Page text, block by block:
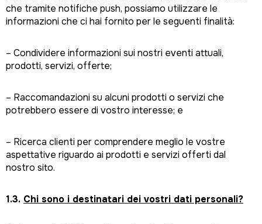
che tramite notifiche push, possiamo utilizzare le
informazioni che ci hai fornito per le seguenti finalità:
– Condividere informazioni sui nostri eventi attuali,
prodotti, servizi, offerte;
– Raccomandazioni su alcuni prodotti o servizi che
potrebbero essere di vostro interesse; e
– Ricerca clienti per comprendere meglio le vostre
aspettative riguardo ai prodotti e servizi offerti dal
nostro sito.
1.3. Chi sono i destinatari dei vostri dati personali?